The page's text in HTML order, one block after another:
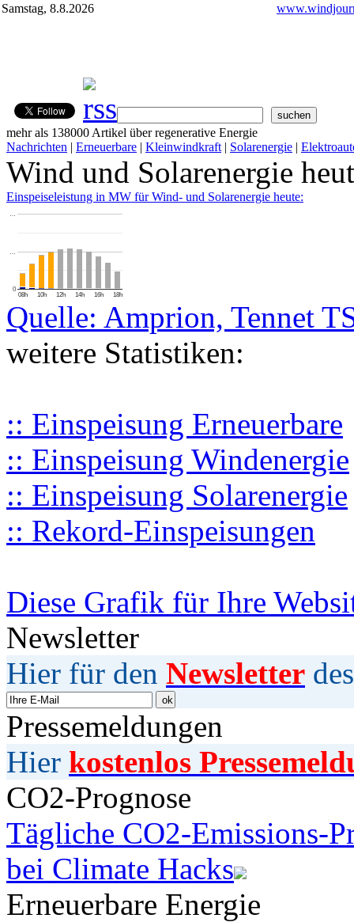
Samstag, 8.8.2026
mehr als 138000 Artikel über regenerative Energie
Nachrichten | Erneuerbare | Kleinwindkraft | Solarenergie |
Wind und Solarenergie
Einspeiseleistung in MW für Wind- und Solarenergie heute:
08h 10h 12h 14h 16h 18h
0
…
…
Quelle: Amprion, Tennet
weitere Statistiken:
:: Einspeisung Erneuerbare
:: Einspeisung Windenergie
:: Einspeisung Solarenergie
:: Rekord-Einspeisungen
Diese Grafik für Ihre
Newsletter
Hier für den Newsletter
Pressemeldungen
Hier kostenlos
CO2-Prognose
Tägliche CO2-Emissions-
bei Climate Hacks
Erneuerbare Energie